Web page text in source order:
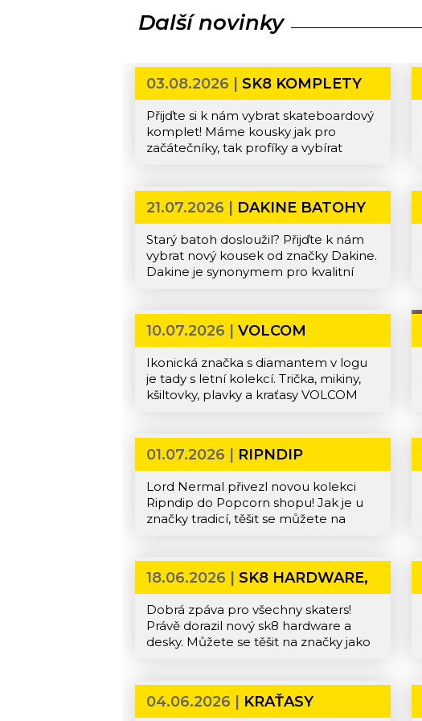
Další novinky
03.08.2026 |SK8 KOMPLETY
Přijďte si k nám vybrat skateboardový
komplet! Máme kousky jak pro
začátečníky, tak profíky a vybírat
nebo Primitive.
21.07.2026 | DAKINE BATOHY
Starý batoh dosloužil? Přijďte k nám
vybrat nový kousek od značky Dakine.
Dakine je synonymem pro kvalitní
třeba penál do školy a je toho
mnohem víc.
10.07.2026 |VOLCOM
Ikonická značka s diamantem v logu
je tady s letní kolekcí. Trička, mikiny,
kšiltovky, plavky a kraťasy VOLCOM
01.07.2026 | RIPNDIP
Lord Nermal přivezl novou kolekci
Ripndip do Popcorn shopu! Jak je u
značky tradicí, těšit se můžete na
nebo sk8ty a hardware.
18.06.2026 |SK8 HARDWARE,
DESKY
Dobrá zpáva pro všechny skaters!
Právě dorazil nový sk8 hardware a
desky. Můžete se těšit na značky jako
dostání nové desky, ložiska, gripy,
trucky, prostě vše, co k ježdění
04.06.2026 | KRAŤASY